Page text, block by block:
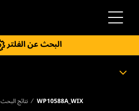
التنقل
البحث عن الفلتر
نتائج البحث WP10588A_WIX